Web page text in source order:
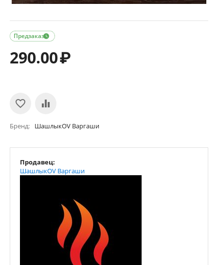

Предзаказ
290.00₽
Бренд ШашлыкOV Варгаши
Продавец:
ШашлыкOV Варгаши